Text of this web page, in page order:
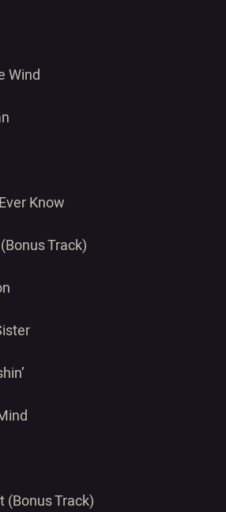
Wind
Know
Track)
(Bonus Track)